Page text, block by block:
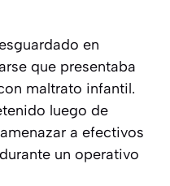
en
que presentaba
maltrato infantil.
luego de
a efectivos
un operativo